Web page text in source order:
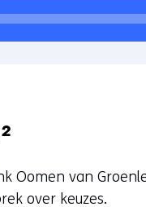
Oomen van
over keuzes.